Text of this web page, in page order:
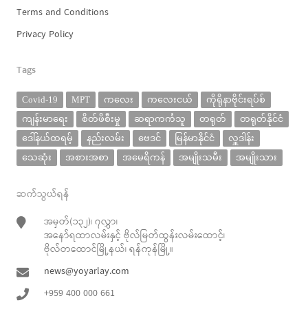
Terms and Conditions
Privacy Policy
Tags
Covid-19 MPT ကလေး ကလေးငယ်
ကိုရိုနာဗိုင်းရပ်စ်
ကျန်းမာရေး
စိတ်ဖိစီးမှု ဆရာကင်္ကသူ တရုတ်
တရုတ်နိုင်ငံ
ဒေါ်နယ်ထရမ့်
နည်းလမ်း ဗေဒင် မြန်မာနိုင်ငံ
လှူဒါန်း
သေဆုံး
အစားအစာ အမေရိကန် အမျိုးသမီး အမျိုးသား
ဆက်သွယ်ရန်
အမှတ်(၁၃၂)၊ ၇လွှာ၊
အနော်ရထာလမ်းနှင့် ဗိုလ်မြတ်ထွန်းလမ်းထောင့်၊
ဗိုလ်တထောင်မြို့နယ်၊ ရန်ကုန်မြို့။
news@yoyarlay.com
+959 400 000 661